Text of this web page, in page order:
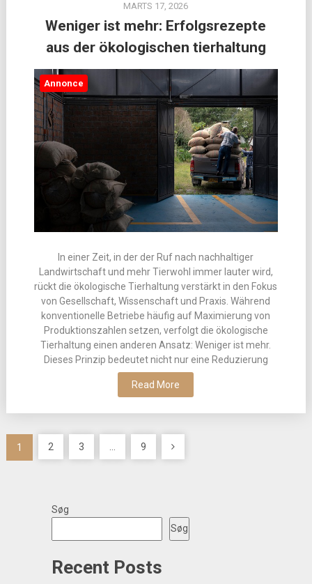
MARTS 17, 2026
Weniger ist mehr: Erfolgsrezepte
aus der ökologischen tierhaltung
Annonce
In einer Zeit, in der der Ruf nach nachhaltiger
Landwirtschaft und mehr Tierwohl immer lauter wird,
rückt die ökologische Tierhaltung verstärkt in den Fokus
von Gesellschaft, Wissenschaft und Praxis. Während
konventionelle Betriebe häufig auf Maximierung von
Produktionszahlen setzen, verfolgt die ökologische
Tierhaltung einen anderen Ansatz: Weniger ist mehr.
Dieses Prinzip bedeutet nicht nur eine Reduzierung
Read More
Indlægsinddeling
1 2 3 9
Søg
Søg
Recent Posts